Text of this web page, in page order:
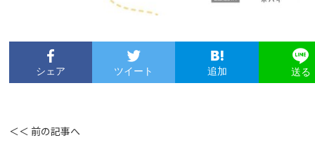
シェア ツイート 追加 送る
＜＜ 前の記事へ